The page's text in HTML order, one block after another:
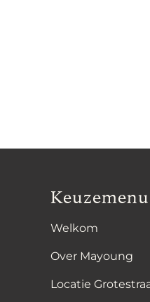
Keuzemenu
Welkom
Over Mayoung
Locatie